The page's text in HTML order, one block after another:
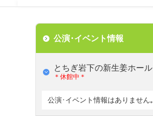
公演･イベント情報
とちぎ岩下の新⽣姜ホール
＊休館中＊
公演･イベント情報はありません｡